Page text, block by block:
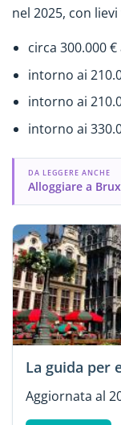
nel 2025, con
circa 300.000
intorno ai
intorno ai
intorno ai
DA LEGGERE ANCHE
Alloggiare a
La guida per
Aggiornata al